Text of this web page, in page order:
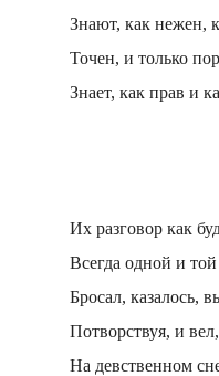
Знают, как нежен,
Точен, и только
Знает, как прав и
Их разговор как
Всегда одной и
Бросал, казалось,
Потворствуя, и
На девственном